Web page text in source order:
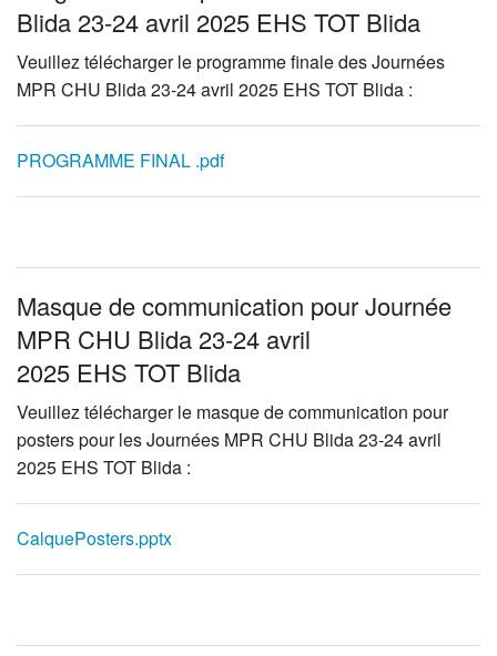
Blida 23-24 avril 2025 EHS TOT Blida
Veuillez télécharger le programme finale des Journées
MPR CHU Blida 23-24 avril 2025 EHS TOT Blida :
PROGRAMME FINAL .pdf
Masque de communication pour Journée
MPR CHU Blida 23-24 avril
2025 EHS TOT Blida
Veuillez télécharger le masque de communication pour
posters pour les Journées MPR CHU Blida 23-24 avril
2025 EHS TOT Blida :
CalquePosters.pptx